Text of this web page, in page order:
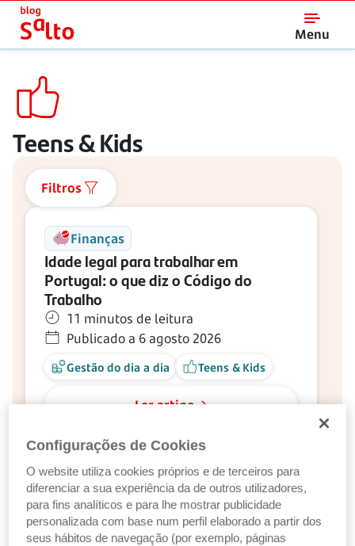
Menu
Salto
Teens & Kids
Filtros
Finanças
Idade legal para trabalhar em
Portugal: o que diz o Código do
Trabalho
11 minutos de leitura
Publicado a 6 agosto 2026
Gestão do dia a dia Teens & Kids
Ler artigo
Família
Bonificação por deficiência: o que é,
quem tem direito e quando se recebe
7 minutos de leitura
Configurações de Cookies
O website utiliza cookies próprios e de terceiros para
diferenciar a sua experiência da de outros utilizadores,
para fins analíticos e para lhe mostrar publicidade
personalizada com base num perfil elaborado a partir dos
seus hábitos de navegação (por exemplo, páginas